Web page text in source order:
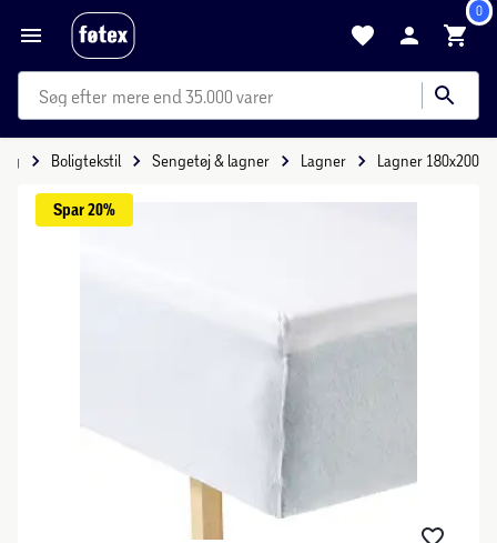
0
mere end 35.000 varer
Boligtekstil Sengetøj & lagner Lagner Lagner 180x200
Spar 20%